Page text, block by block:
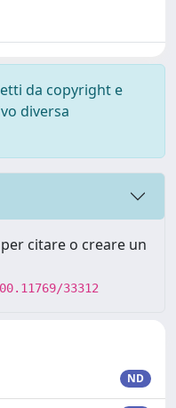
da copyright e
diversa
citare o creare un
33312
ND